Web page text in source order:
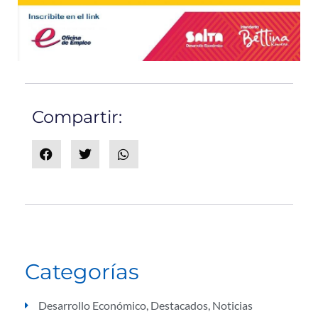
Compartir:
Categorías
Desarrollo Económico, Destacados, Noticias